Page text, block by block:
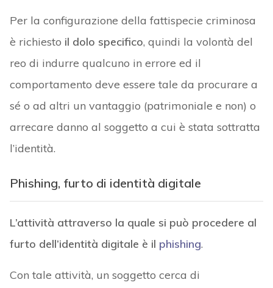
Per la configurazione della fattispecie criminosa
è richiesto il dolo specifico, quindi la volontà del
reo di indurre qualcuno in errore ed il
comportamento deve essere tale da procurare a
sé o ad altri un vantaggio (patrimoniale e non) o
arrecare danno al soggetto a cui è stata sottratta
l’identità.
Phishing, furto di identità digitale
L’attività attraverso la quale si può procedere al
furto dell’identità digitale è il phishing.
Con tale attività, un soggetto cerca di